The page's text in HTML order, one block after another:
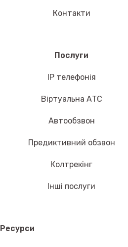
Контакти
Послуги
IP телефонія
Віртуальна АТС
Автообзвон
Предиктивний обзвон
Колтрекінг
Інші послуги
Ресурси